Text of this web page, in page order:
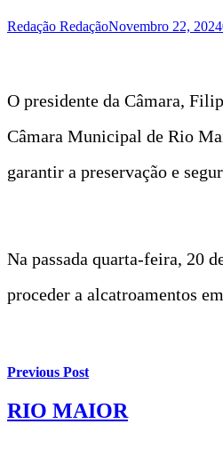
Redação RedaçãoNovembro 22, 2024
O presidente da Câmara,
Câmara Municipal de Rio
garantir a preservação e
Na passada quarta-feira, 20
proceder a alcatroamentos
Previous Post
RIO MAIOR